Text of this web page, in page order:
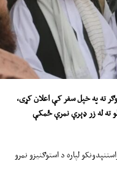
تهپهخپل سفرکېاعلان کړی،
ته له زر ډېرې نمرېځمکې
لپاره د استوګنیزو نمرو